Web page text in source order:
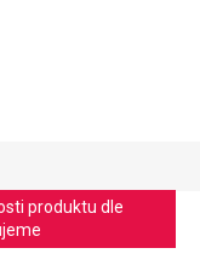
produktu dle